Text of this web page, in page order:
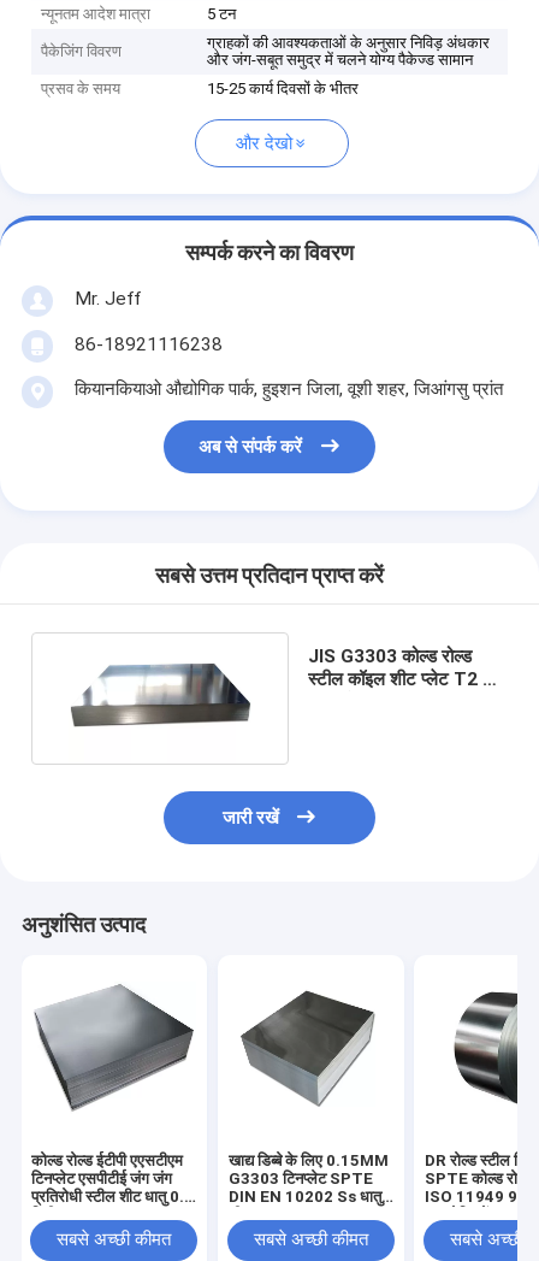
न्यूनतम आदेश मात्रा
5 टन
पैकेजिंग विवरण
ग्राहकों की आवश्यकताओं के अनुसार निविड़ अंधकार
और जंग-सबूत समुद्र में चलने योग्य पैकेज्ड सामान
प्रसव के समय
15-25 कार्य दिवसों के भीतर
और देखो
सम्पर्क करने का विवरण
Mr. Jeff
86-18921116238
कियानकियाओ औद्योगिक पार्क, हुइशन जिला, वूशी शहर, जिआंगसु प्रांत
अब से संपर्क करें
सबसे उत्तम प्रतिदान प्राप्त करें
JIS G3303 कोल्ड रोल्ड
स्टील कॉइल शीट प्लेट T2 T3
जारी रखें
अनुशंसित उत्पाद
कोल्ड रोल्ड ईटीपी एएसटीएम
टिनप्लेट एसपीटीई जंग जंग
प्रतिरोधी स्टील शीट धातु 0.6
सबसे अच्छी कीमत
खाद्य डिब्बे के लिए 0.15MM
G3303 टिनप्लेट SPTE
DIN EN 10202 Ss धातु
सबसे अच्छी कीमत
DR रोल्ड स्टील
SPTE कोल्ड रोल्ड
ISO 11949
सबसे अच्छी